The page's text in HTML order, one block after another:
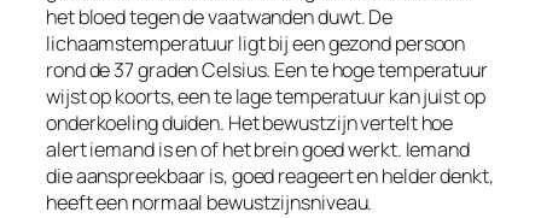
het bloed tegen de vaatwanden duwt. De
lichaamstemperatuur ligt bij een gezond persoon
rond de 37 graden Celsius. Een te hoge temperatuur
wijst op koorts, een te lage temperatuur kan juist op
onderkoeling duiden. Het bewustzijn vertelt hoe
alert iemand is en of het brein goed werkt. Iemand
die aanspreekbaar is, goed reageert en helder denkt,
heeft een normaal bewustzijnsniveau.